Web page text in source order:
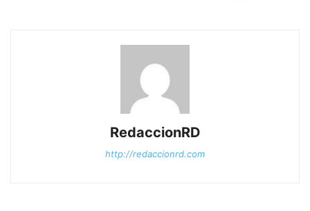
RedaccionRD
http://redaccionrd.com